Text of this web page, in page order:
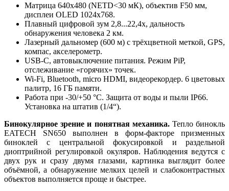
Матрица 640x480 (NETD<30 мК), объектив F50 мм,
дисплеи OLED 1024x768.
Плавный цифровой зум 2,8...22,4x, дальность
обнаружения человека 2 км.
Лазерный дальномер (600 м) с трёхцветной меткой, GPS,
компас, акселерометр.
USB-С, автовыключение питания. Режим PiP,
отслеживание «горячих» точек.
Wi-Fi, Bluetooth, micro HDMI, видеорекордер. 6 цветовых
палитр, 16 ГБ памяти.
Работа при -30/+50 °C. Защита от воды и пыли IP66.
Установка на штатив (1/4“).
Бинокулярное зрение и понятная механика.Тепло бинокль
EATECH SN650 выполнен в форм-факторе призменных
биноклей с центральной фокусировкой и раздельной
диоптрийной регулировкой окуляров. Наблюдения ведутся с
двух рук и сразу двумя глазами, картинка выглядит более
объёмной, а обнаружение мелких целей и слабоконтрастных
объектов выполняется проще и быстрее.